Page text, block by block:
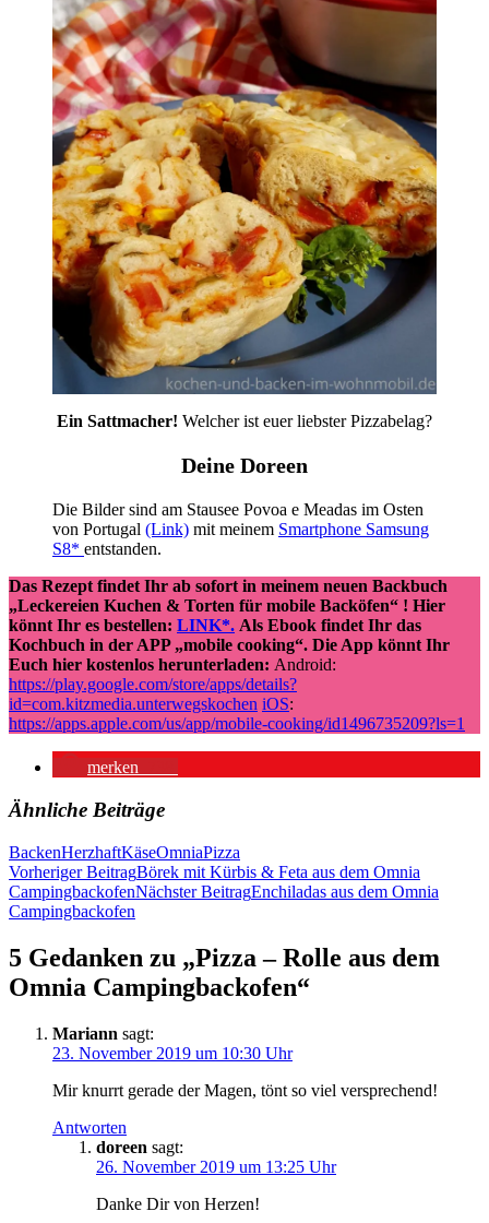
Ein Sattmacher! Welcher ist euer liebster Pizzabelag?
Deine Doreen
Die Bilder sind am Stausee Povoa e Meadas im Osten
von Portugal (Link) mit meinem Smartphone Samsung
S8* entstanden.
Das Rezept findet Ihr ab sofort in meinem neuen Backbuch
„Leckereien Kuchen & Torten für mobile Backöfen“ ! Hier
könnt Ihr es bestellen: LINK*. Als Ebook findet Ihr das
Kochbuch in der APP „mobile cooking“. Die App könnt Ihr
Euch hier kostenlos herunterladen: Android:
https://play.google.com/store/apps/details?
id=com.kitzmedia.unterwegskochen iOS:
https://apps.apple.com/us/app/mobile-cooking/id1496735209?ls=1
merken
Ähnliche Beiträge
BackenHerzhaftKäseOmniaPizza
Beitragsnavigation
Vorheriger BeitragBörek mit Kürbis & Feta aus dem Omnia
CampingbackofenNächster BeitragEnchiladas aus dem Omnia
Campingbackofen
5 Gedanken zu „Pizza – Rolle aus dem
Omnia Campingbackofen“
Mariann sagt:
23. November 2019 um 10:30 Uhr
Mir knurrt gerade der Magen, tönt so viel versprechend!
Antworten
doreen sagt:
26. November 2019 um 13:25 Uhr
Danke Dir von Herzen!